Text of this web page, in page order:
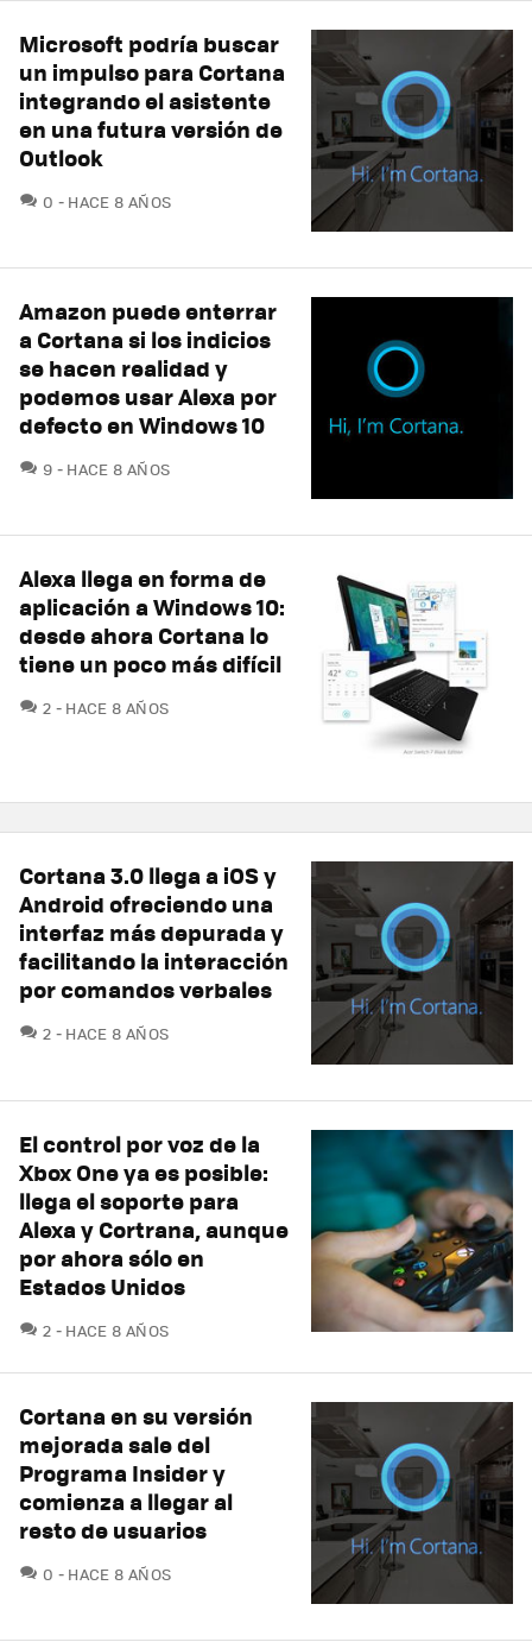
Microsoft podría buscar
un impulso para Cortana
integrando el asistente
en una futura versión de
Outlook
0 COMENTARIOS
HACE 8 AÑOS
Amazon puede enterrar
a Cortana si los indicios
se hacen realidad y
podemos usar Alexa por
defecto en Windows 10
9 COMENTARIOS
HACE 8 AÑOS
Alexa llega en forma de
aplicación a Windows 10:
desde ahora Cortana lo
tiene un poco más difícil
2 COMENTARIOS
HACE 8 AÑOS
Cortana 3.0 llega a iOS y
Android ofreciendo una
interfaz más depurada y
facilitando la interacción
por comandos verbales
2 COMENTARIOS
HACE 8 AÑOS
El control por voz de la
Xbox One ya es posible:
llega el soporte para
Alexa y Cortrana, aunque
por ahora sólo en
Estados Unidos
2 COMENTARIOS
HACE 8 AÑOS
Cortana en su versión
mejorada sale del
Programa Insider y
comienza a llegar al
resto de usuarios
0 COMENTARIOS
HACE 8 AÑOS